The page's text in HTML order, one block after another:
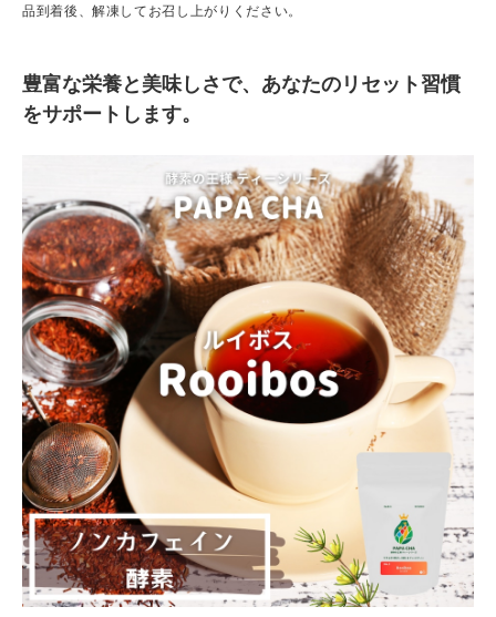
品到着後、解凍してお召し上がりください。
豊富な栄養と美味しさで、あなたのリセット習慣
をサポートします。